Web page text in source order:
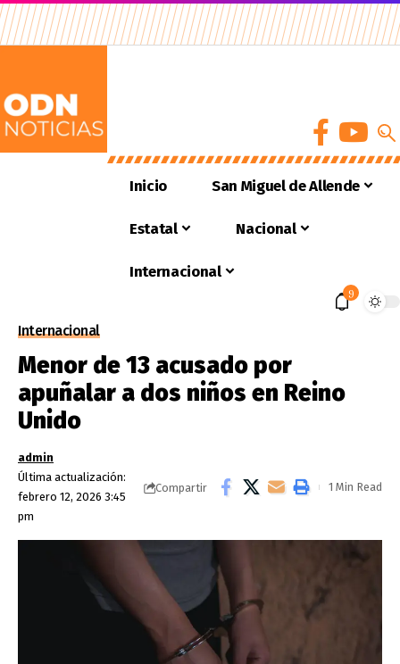
Inicio San Miguel de Allende
Estatal Nacional
Internacional
9
Internacional
Menor de 13 acusado por
apuñalar a dos niños en Reino
Unido
Última actualización:
febrero 12, 2026 3:45
pm
admin
Compartir 1 Min Read